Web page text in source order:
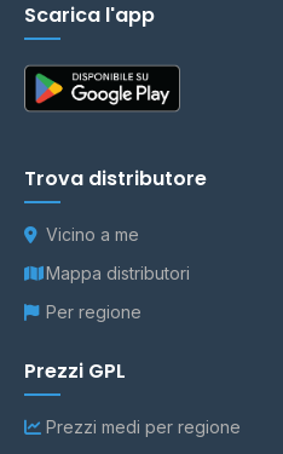
Scarica l'app
Trova distributore
Vicino a me
Mappa distributori
Per regione
Prezzi GPL
Prezzi medi per regione